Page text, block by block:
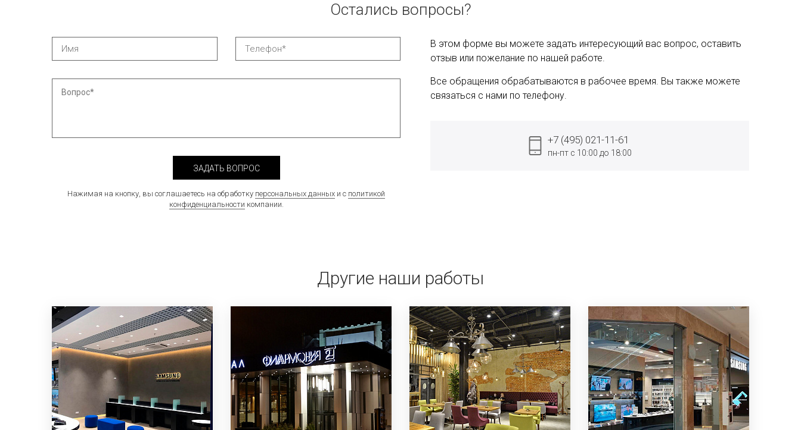
Остались вопросы?
В этом форме вы можете задать интересующий вас вопрос, оставить
отзыв или пожелание по нашей работе.
Все обращения обрабатываются в рабочее время. Вы также можете
связаться с нами по телефону.
+7 (495) 021-11-61
пн-пт с 10:00 до 18:00
ЗАДАТЬ ВОПРОС
Нажимая на кнопку, вы соглашаетесь на обработку персональных данных и с политикой
конфиденциальности компании.
Другие наши работы